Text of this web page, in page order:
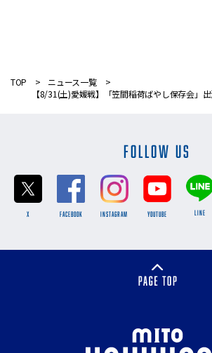
TOP
ニュース一覧
【8/31(土)愛媛戦】「笠間稲荷ばやし保存会」
FOLLOW US
X FACEBOOK INSTAGRAM YOUTUBE LINE